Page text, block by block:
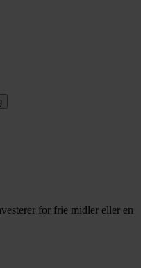
for frie midler eller en